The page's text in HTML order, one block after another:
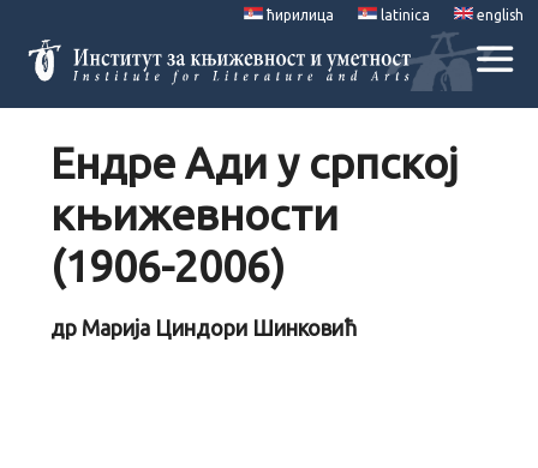
ћирилица latinica english
Ендре Ади у српској
књижевности
(1906-2006)
др Марија Циндори Шинковић